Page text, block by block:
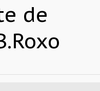
de